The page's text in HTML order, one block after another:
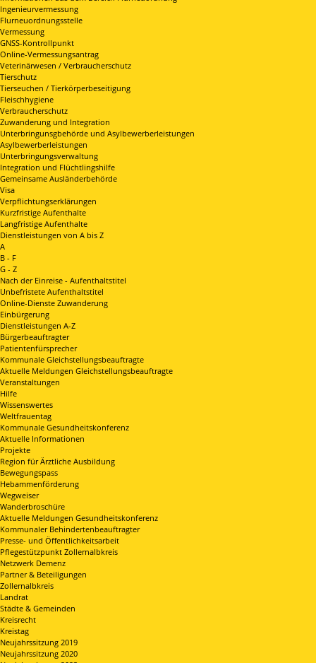
Ingenieurvermessung
Flurneuordnungsstelle
Vermessung
GNSS-Kontrollpunkt
Online-Vermessungsantrag
Veterinärwesen / Verbraucherschutz
Tierschutz
Tierseuchen / Tierkörperbeseitigung
Fleischhygiene
Verbraucherschutz
Zuwanderung und Integration
Unterbringunsgbehörde und Asylbewerberleistungen
Asylbewerberleistungen
Unterbringungsverwaltung
Integration und Flüchtlingshilfe
Gemeinsame Ausländerbehörde
Visa
Verpflichtungserklärungen
Kurzfristige Aufenthalte
Langfristige Aufenthalte
Dienstleistungen von A bis Z
A
B - F
G - Z
Nach der Einreise - Aufenthaltstitel
Unbefristete Aufenthaltstitel
Online-Dienste Zuwanderung
Einbürgerung
Dienstleistungen A-Z
Bürgerbeauftragter
Patientenfürsprecher
Kommunale Gleichstellungsbeauftragte
Aktuelle Meldungen Gleichstellungsbeauftragte
Veranstaltungen
Hilfe
Wissenswertes
Weltfrauentag
Kommunale Gesundheitskonferenz
Aktuelle Informationen
Projekte
Region für Ärztliche Ausbildung
Bewegungspass
Hebammenförderung
Wegweiser
Wanderbroschüre
Aktuelle Meldungen Gesundheitskonferenz
Kommunaler Behindertenbeauftragter
Presse- und Öffentlichkeitsarbeit
Pflegestützpunkt Zollernalbkreis
Netzwerk Demenz
Partner & Beteiligungen
Zollernalbkreis
Landrat
Städte & Gemeinden
Kreisrecht
Kreistag
Neujahrssitzung 2019
Neujahrssitzung 2020